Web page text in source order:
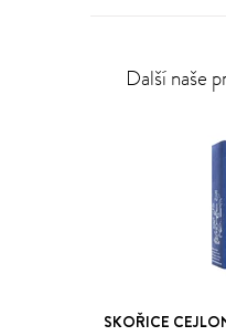
Další naše
SKOŘICE